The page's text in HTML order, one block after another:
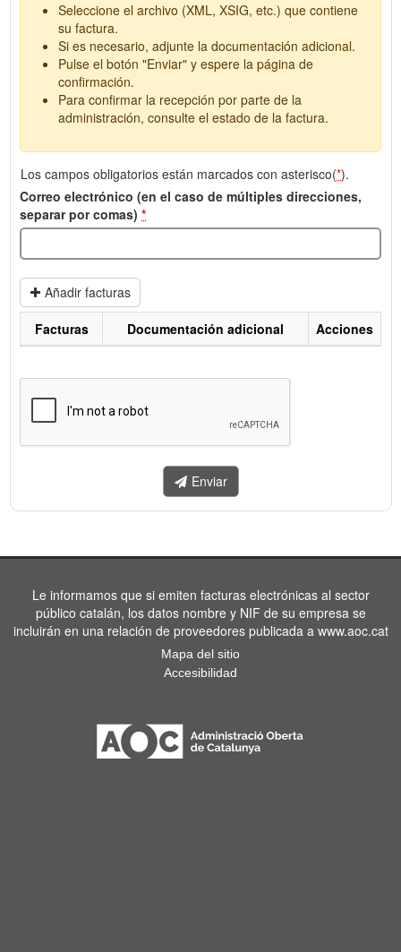
Seleccione el archivo (XML, XSIG, etc.) que contiene
su factura.
Si es necesario, adjunte la documentación adicional.
Pulse el botón "Enviar" y espere la página de
confirmación.
Para confirmar la recepción por parte de la
administración, consulte el estado de la factura.
Los campos obligatorios están marcados con asterisco(*).
Correo electrónico (en el caso de múltiples direcciones,
separar por comas) *
Añadir facturas
enviar.
Facturas Documentación adicional Acciones
Enviar
Le informamos que si emiten facturas electrónicas al sector
público catalán, los datos nombre y NIF de su empresa se
incluirán en una relación de proveedores publicada a www.aoc.cat
Mapa del sitio
Accesibilidad